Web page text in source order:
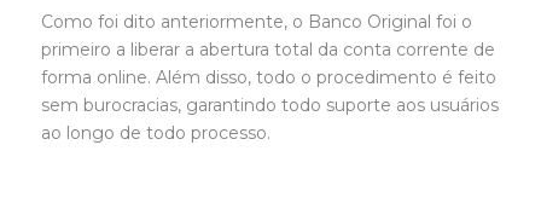
Como foi dito anteriormente, o Banco Original foi o
primeiro a liberar a abertura total da conta corrente de
forma online. Além disso, todo o procedimento é feito
sem burocracias, garantindo todo suporte aos usuários
ao longo de todo processo.